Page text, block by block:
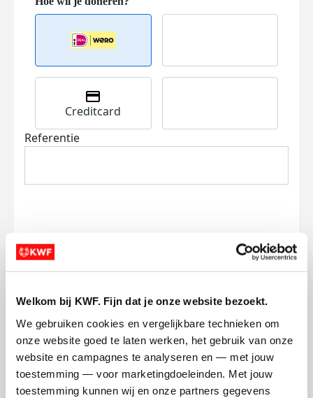
Welkom bij KWF. Fijn dat je onze website bezoekt.
We gebruiken cookies en vergelijkbare technieken om
onze website goed te laten werken, het gebruik van onze
website en campagnes te analyseren en — met jouw
toestemming — voor marketingdoeleinden. Met jouw
toestemming kunnen wij en onze partners gegevens
Creditcard
Referentie
Ik wil bijdragen aan de transactiekosten
Doneer nu